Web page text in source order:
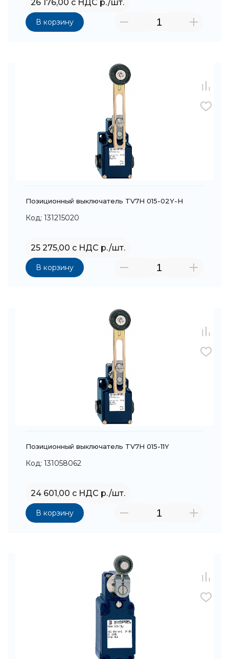
26 176,00 с НДС р./шт.
В корзину
Позиционный выключатель TV7H 015-02Y-H
Код: 131215020
25 275,00 с НДС р./шт.
В корзину
Позиционный выключатель TV7H 015-11Y
Код: 131058062
24 601,00 с НДС р./шт.
В корзину